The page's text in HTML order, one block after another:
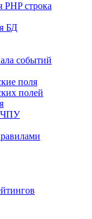
PHP строка
БД
событий
поля
полей
ЧПУ